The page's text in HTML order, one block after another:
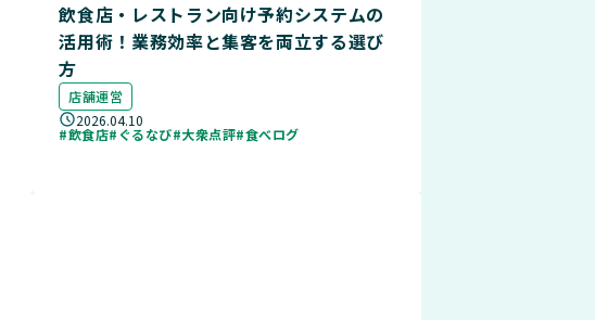
飲食店・レストラン向け予約システムの
活用術！業務効率と集客を両立する選び
方
店舗運営
2026.04.10
#飲食店#ぐるなび#大衆点評#食べログ